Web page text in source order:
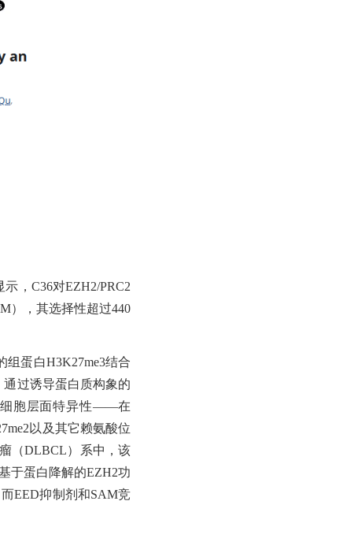
，C36对EZH2/PRC2
），其选择性超过440
蛋白H3K27me3结合
过诱导蛋白质构象的
细胞层面特异性——在
以及其它赖氨酸位
（DLBCL）系中，该
于蛋白降解的EZH2功
EED抑制剂和SAM竞